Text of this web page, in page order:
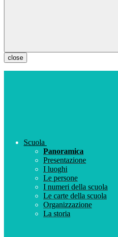
close
Scuola
Panoramica
Presentazione
I luoghi
Le persone
I numeri della scuola
Le carte della scuola
Organizzazione
La storia